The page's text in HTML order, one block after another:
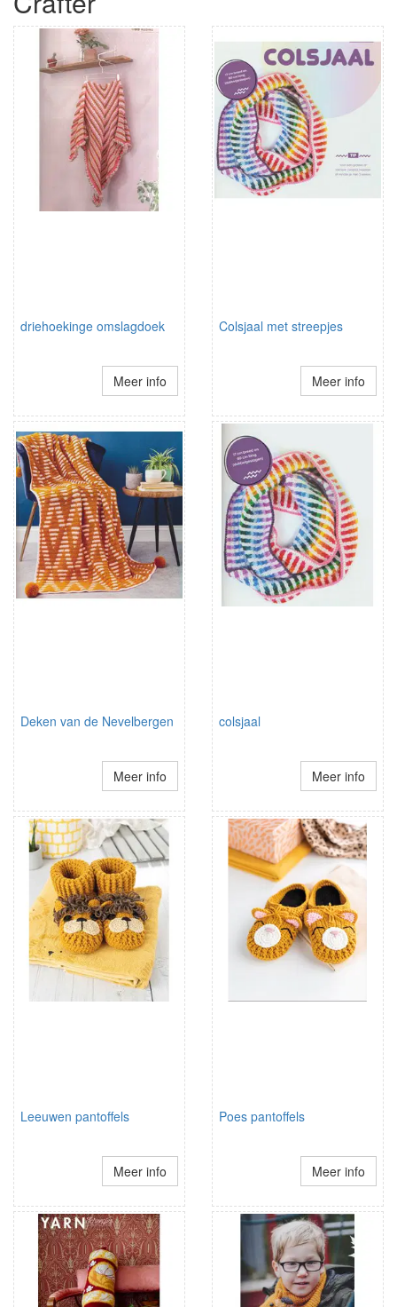
driehoekinge omslagdoek
Meer info
Colsjaal met streepjes
Meer info
Deken van de Nevelbergen
Meer info
colsjaal
Meer info
Leeuwen pantoffels
Meer info
Poes pantoffels
Meer info